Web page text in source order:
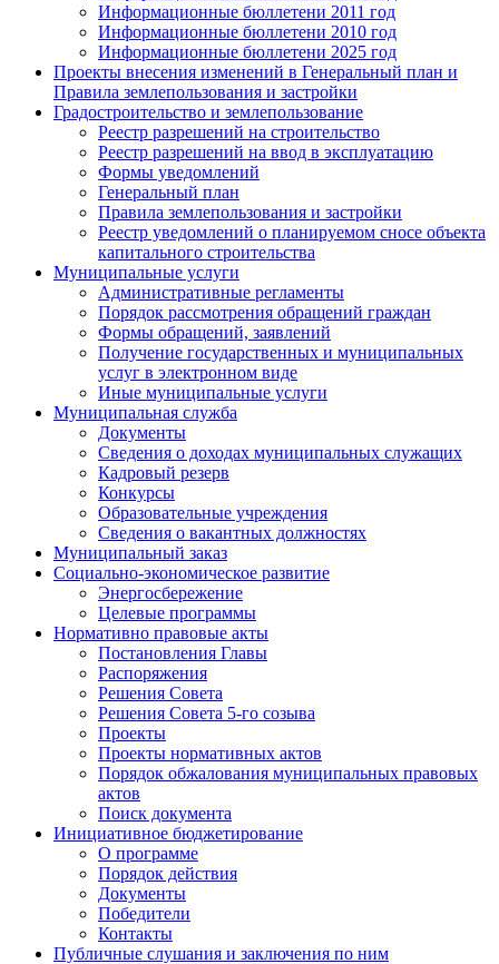
Информационные бюллетени 2011 год
Информационные бюллетени 2010 год
Информационные бюллетени 2025 год
Проекты внесения изменений в Генеральный план и
Правила землепользования и застройки
Градостроительство и землепользование
Реестр разрешений на строительство
Реестр разрешений на ввод в эксплуатацию
Формы уведомлений
Генеральный план
Правила землепользования и застройки
Реестр уведомлений о планируемом сносе объекта
капитального строительства
Муниципальные услуги
Административные регламенты
Порядок рассмотрения обращений граждан
Формы обращений, заявлений
Получение государственных и муниципальных
услуг в электронном виде
Иные муниципальные услуги
Муниципальная служба
Документы
Сведения о доходах муниципальных служащих
Кадровый резерв
Конкурсы
Образовательные учреждения
Сведения о вакантных должностях
Муниципальный заказ
Социально-экономическое развитие
Энергосбережение
Целевые программы
Нормативно правовые акты
Постановления Главы
Распоряжения
Решения Совета
Решения Совета 5-го созыва
Проекты
Проекты нормативных актов
Порядок обжалования муниципальных правовых
актов
Поиск документа
Инициативное бюджетирование
О программе
Порядок действия
Документы
Победители
Контакты
Публичные слушания и заключения по ним